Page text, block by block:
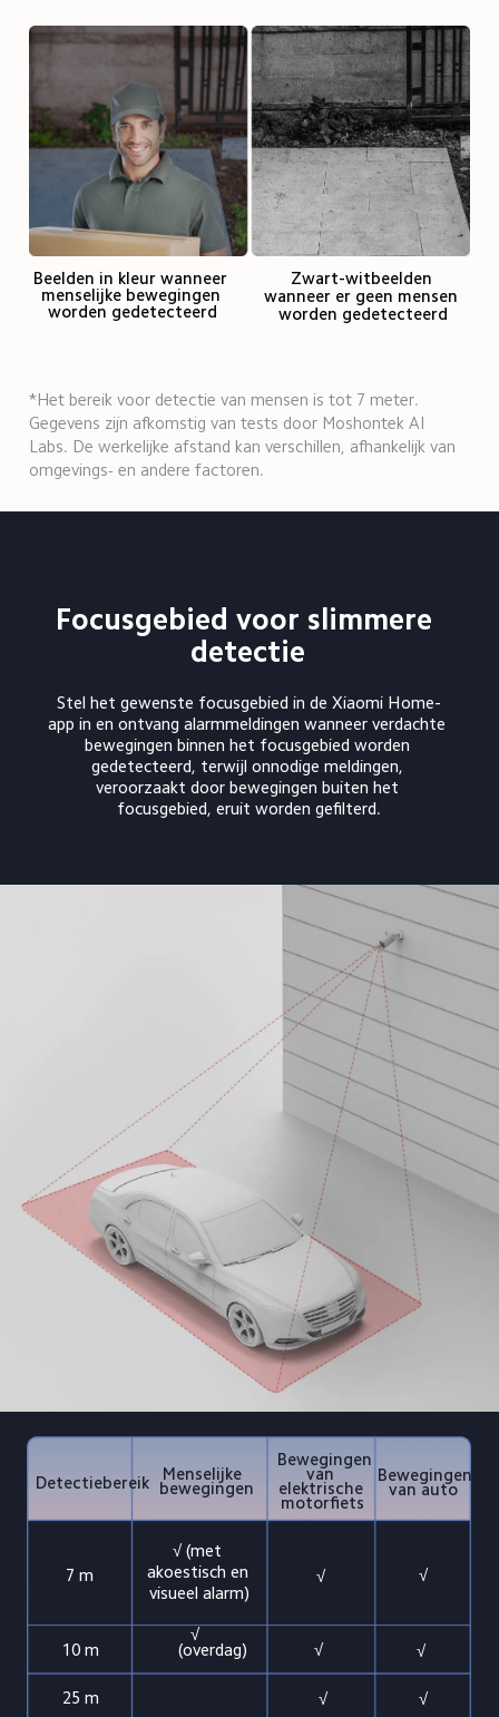
Beelden in kleur wanneer
menselijke bewegingen
worden gedetecteerd
Zwart-witbeelden
wanneer er geen mensen
worden gedetecteerd
*Het bereik voor detectie van mensen is tot 7 meter.
Gegevens zijn afkomstig van tests door Moshontek AI
Labs. De werkelijke afstand kan verschillen, afhankelijk van
omgevings- en andere factoren.
Focusgebied voor slimmere
detectie
Stel het gewenste focusgebied in de Xiaomi Home-
app in en ontvang alarmmeldingen wanneer verdachte
bewegingen binnen het focusgebied worden
gedetecteerd, terwijl onnodige meldingen,
veroorzaakt door bewegingen buiten het
focusgebied, eruit worden gefilterd.
Detectiebereik
Menselijke
bewegingen
Bewegingen
van
elektrische
motorfiets
Bewegingen
van auto
7 m
√ (met
akoestisch en
visueel alarm)
√ √
10 m
√
(overdag)
√ √
25 m √ √